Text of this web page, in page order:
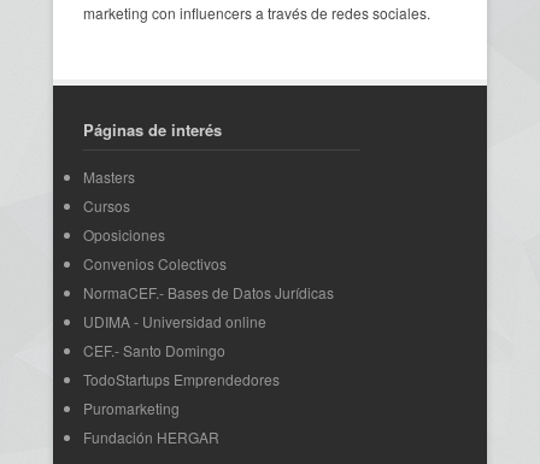
marketing con influencers a través de redes sociales.
Páginas de interés
Masters
Cursos
Oposiciones
Convenios Colectivos
NormaCEF.- Bases de Datos Jurídicas
UDIMA - Universidad online
CEF.- Santo Domingo
TodoStartups Emprendedores
Puromarketing
Fundación HERGAR